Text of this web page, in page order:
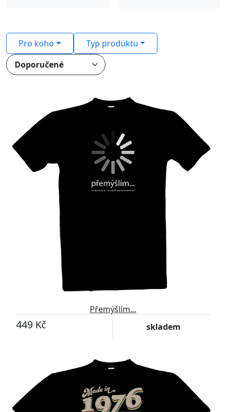
Pro koho Typ produktu
Přemýšlím...
449 Kč skladem